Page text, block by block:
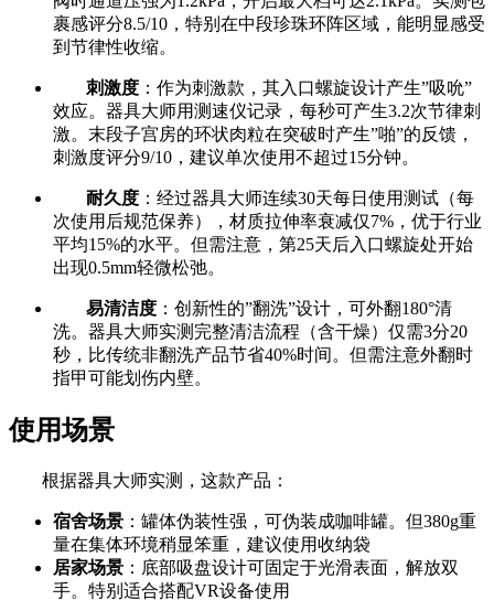
裹感评分8.5/10，特别在中段珍珠环阵区域，能明显感受
到节律性收缩。
刺激度 ：作为刺激款，其入口螺旋设计产生”吸吮”
效应。器具大师用测速仪记录，每秒可产生3.2次节律刺
激。末段子宫房的环状肉粒在突破时产生”啪”的反馈，
刺激度评分9/10，建议单次使用不超过15分钟。
耐久度 ：经过器具大师连续30天每日使用测试（每
次使用后规范保养），材质拉伸率衰减仅7%，优于行业
平均15%的水平。但需注意，第25天后入口螺旋处开始
出现0.5mm轻微松弛。
易清洁度 ：创新性的”翻洗”设计，可外翻180°清
洗。器具大师实测完整清洁流程（含干燥）仅需3分20
秒，比传统非翻洗产品节省40%时间。但需注意外翻时
指甲可能划伤内壁。
使用场景
根据器具大师实测，这款产品：
宿舍场景 ：罐体伪装性强，可伪装成咖啡罐。但380g重
量在集体环境稍显笨重，建议使用收纳袋
居家场景 ：底部吸盘设计可固定于光滑表面，解放双
手。特别适合搭配VR设备使用